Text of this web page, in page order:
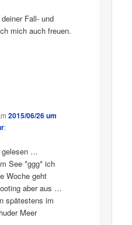
Fall- und
mich auch freuen.
2015/06/26 um
:
gelesen …
See *ggg* ich
Woche geht
aber aus …
spätestens im
Meer